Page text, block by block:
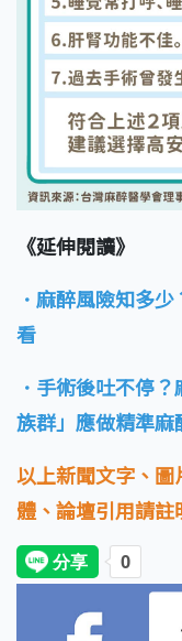
《延伸閱讀》
．麻醉風險知多
看
．手術後吐不停
族群」應做精準麻
以上新聞文字、
體、論壇引用請註